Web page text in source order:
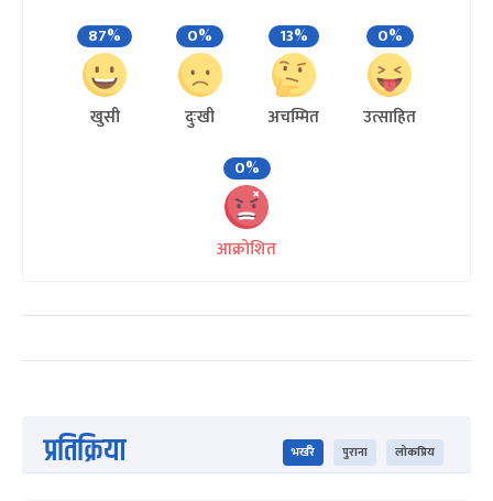
87%
खुसी
0%
दुःखी
13%
अचम्मित
0%
उत्साहित
0%
आक्रोशित
प्रतिक्रिया भर्खरै पुराना लोकप्रिय